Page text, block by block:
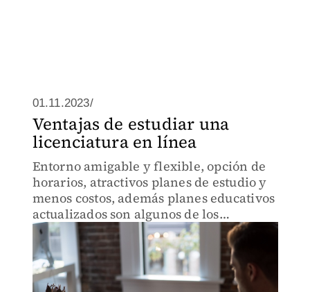
01.11.2023/
Ventajas de estudiar una
licenciatura en línea
Entorno amigable y flexible, opción de
horarios, atractivos planes de estudio y
menos costos, además planes educativos
actualizados son algunos de los
beneficios que tiene esta modalidad